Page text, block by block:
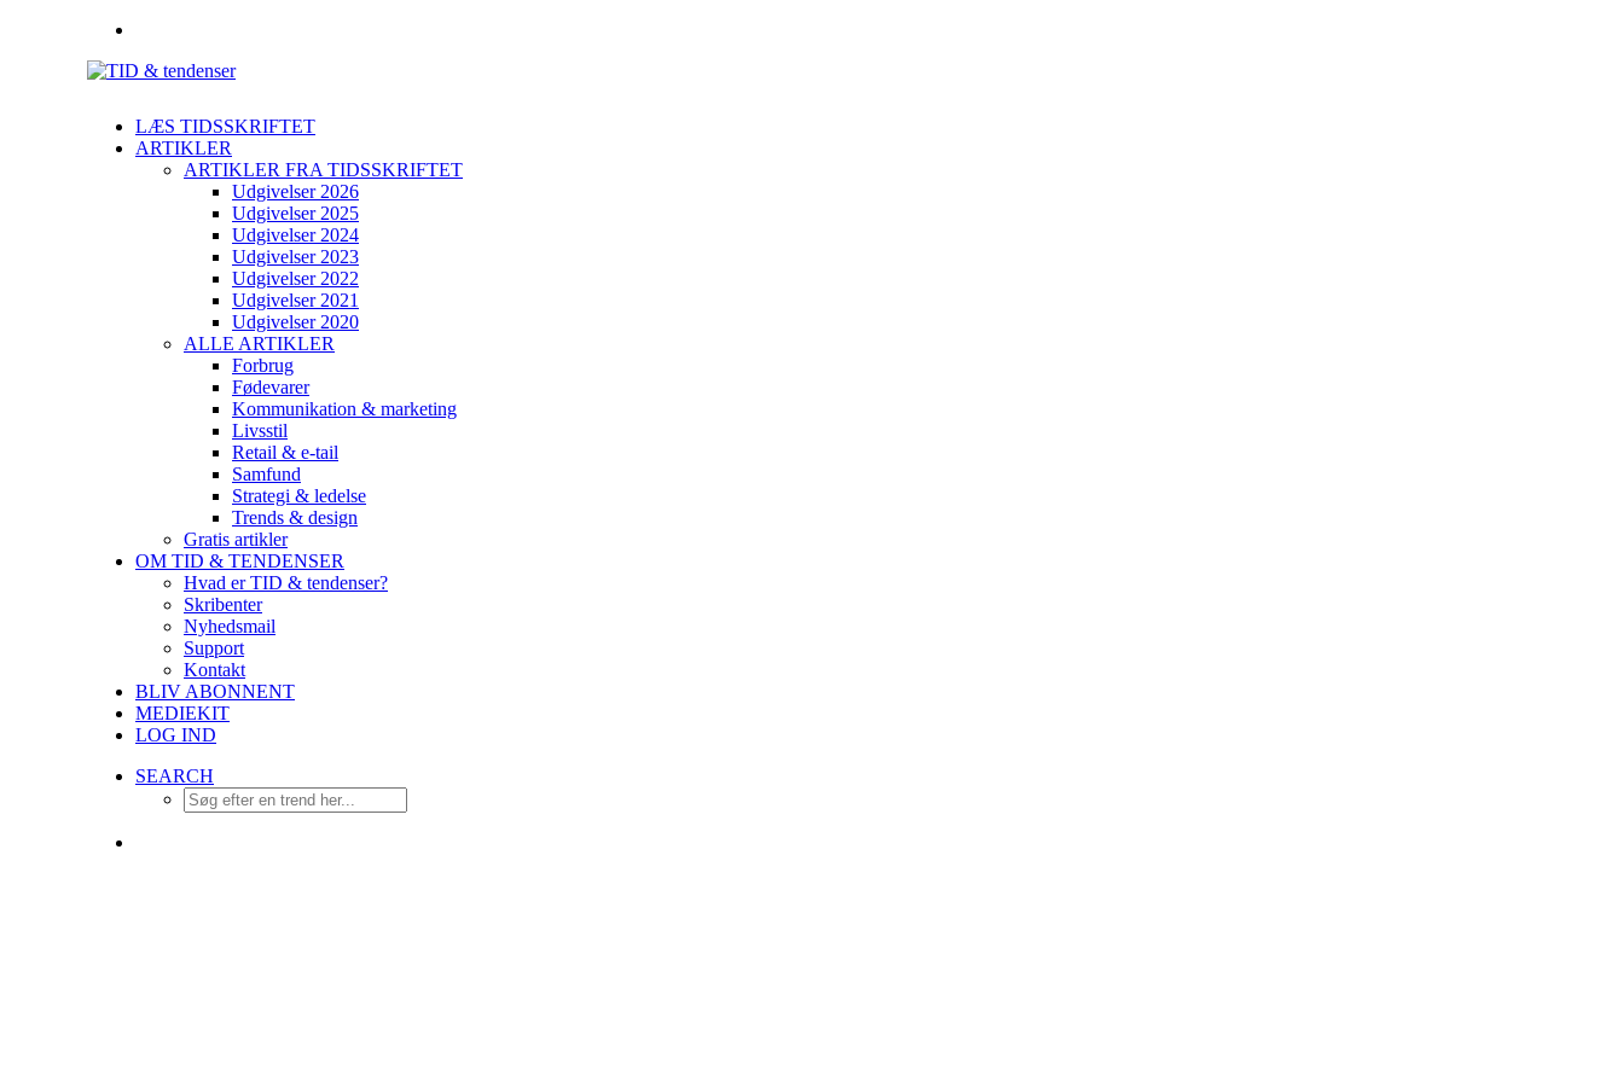
LÆS TIDSSKRIFTET
ARTIKLER
ARTIKLER FRA TIDSSKRIFTET
Udgivelser 2026
Udgivelser 2025
Udgivelser 2024
Udgivelser 2023
Udgivelser 2022
Udgivelser 2021
Udgivelser 2020
ALLE ARTIKLER
Forbrug
Fødevarer
Kommunikation & marketing
Livsstil
Retail & e-tail
Samfund
Strategi & ledelse
Trends & design
Gratis artikler
OM TID & TENDENSER
Hvad er TID & tendenser?
Skribenter
Nyhedsmail
Support
Kontakt
BLIV ABONNENT
MEDIEKIT
LOG IND
SEARCH